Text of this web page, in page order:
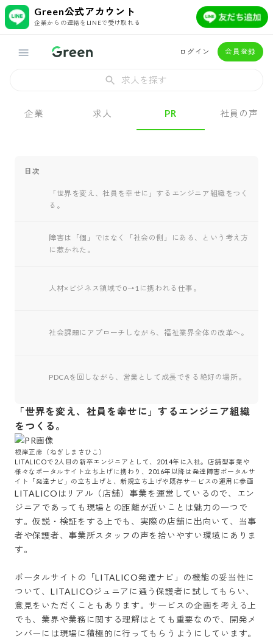
Green公式アカウント
企業からの連絡をLINEで受け取れる
ログイン 会員登録
求人を探す
企業 求人 PR 社員の声
目次
「世界を変え、社員を幸せに」するエンジニア組織をつく
る。
障害は「個」ではなく「社会の側」にある、という考え方
に惹かれた。
人材×ビジネス領域で0→1に携われる仕事。
社会課題にアプローチしながら、福祉業界全体の改革へ。
PDCAを回しながら、営業として成長できる絶好の場所。
「世界を変え、社員を幸せに」するエンジニア組織
をつくる。
根岸正彦（ねぎしまさひこ）
LITALICOで2人目の新卒エンジニアとして、2014年に入社。店舗型事業や
様々なポータルサイト立ち上げに携わり、2016年以降は発達障害ポータルサ
イト「発達ナビ」の立ち上げと、新規立ち上げや既存サービスの運用に参画
LITALICOはリアル（店舗）事業を運営しているので、エン
ジニアであっても現場との距離が近いことは魅力の一つで
す。仮説・検証をする上でも、実際の店舗に出向いて、当事
者や保護者、事業所スタッフの声を拾いやすい環境にありま
す。
ポータルサイトの「LITALICO発達ナビ」の機能の妥当性に
ついて、LITALICOジュニアに通う保護者に試してもらい、
意見をいただくこともあります。サービスの企画を考える上
でも、業界や業務に関する理解はとても重要なので、開発メ
ンバーには現場に積極的に行ってもらうようにしています。